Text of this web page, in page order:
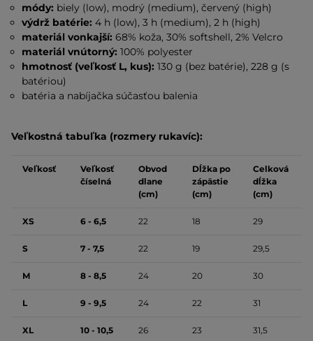
módy: biely (low), modrý (medium), červený (high)
výdrž batérie: 4 h (low), 3 h (medium), 2 h (high)
materiál vonkajší: 68% koža, 30% softshell, 2% Velcro
materiál vnútorný: 100% polyester
hmotnosť (veľkosť L, kus): 130 g (bez batérie), 228 g (s
batériou)
batéria a nabíjačka súčasťou balenia
Veľkostná tabuľka (rozmery rukavíc):
Veľkosť
Veľkosť
číselná
Obvod
dlane
(cm)
Dĺžka po
zápästie
(cm)
Celková
dĺžka
(cm)
XS 6 - 6,5 22 18 29
S 7 - 7,5 22 19 29,5
M 8 - 8,5 24 20 30
L 9 - 9,5 24 22 31
XL 10 - 10,5 26 23 31,5